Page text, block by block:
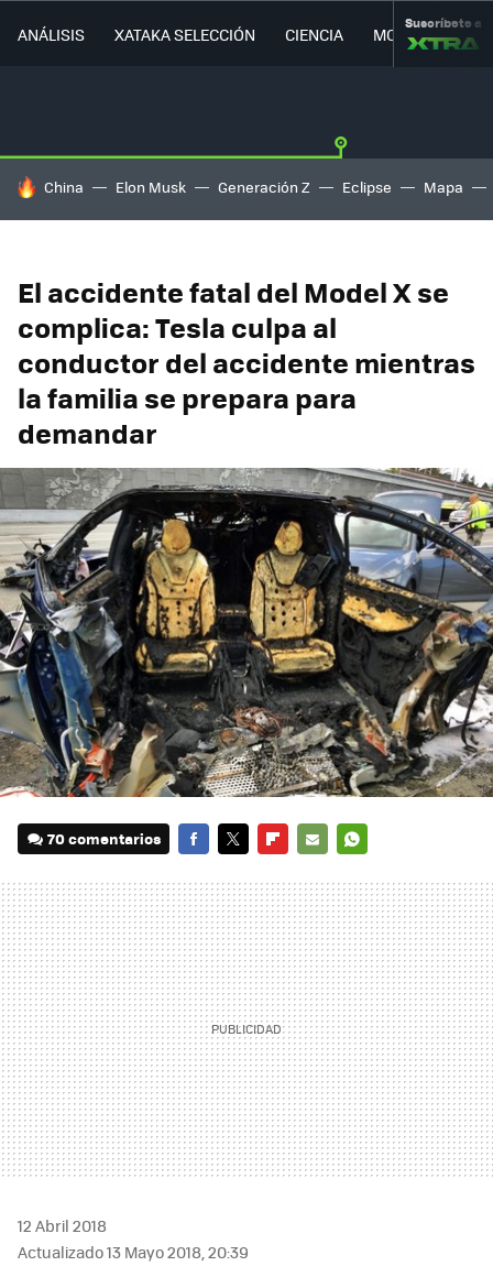
ANÁLISIS XATAKA SELECCIÓN CIENCIA MOVILIDAD
Suscríbete a
HOY SE HABLA DE
China Elon Musk Generación Z Eclipse Mapa
El accidente fatal del Model X se
complica: Tesla culpa al
conductor del accidente mientras
la familia se prepara para
demandar
70 comentarios
MAIL
12 Abril 2018
Actualizado 13 Mayo 2018, 20:39